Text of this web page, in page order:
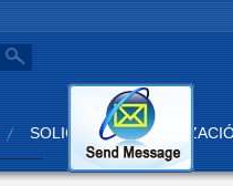
search
SOLICITAR UNA